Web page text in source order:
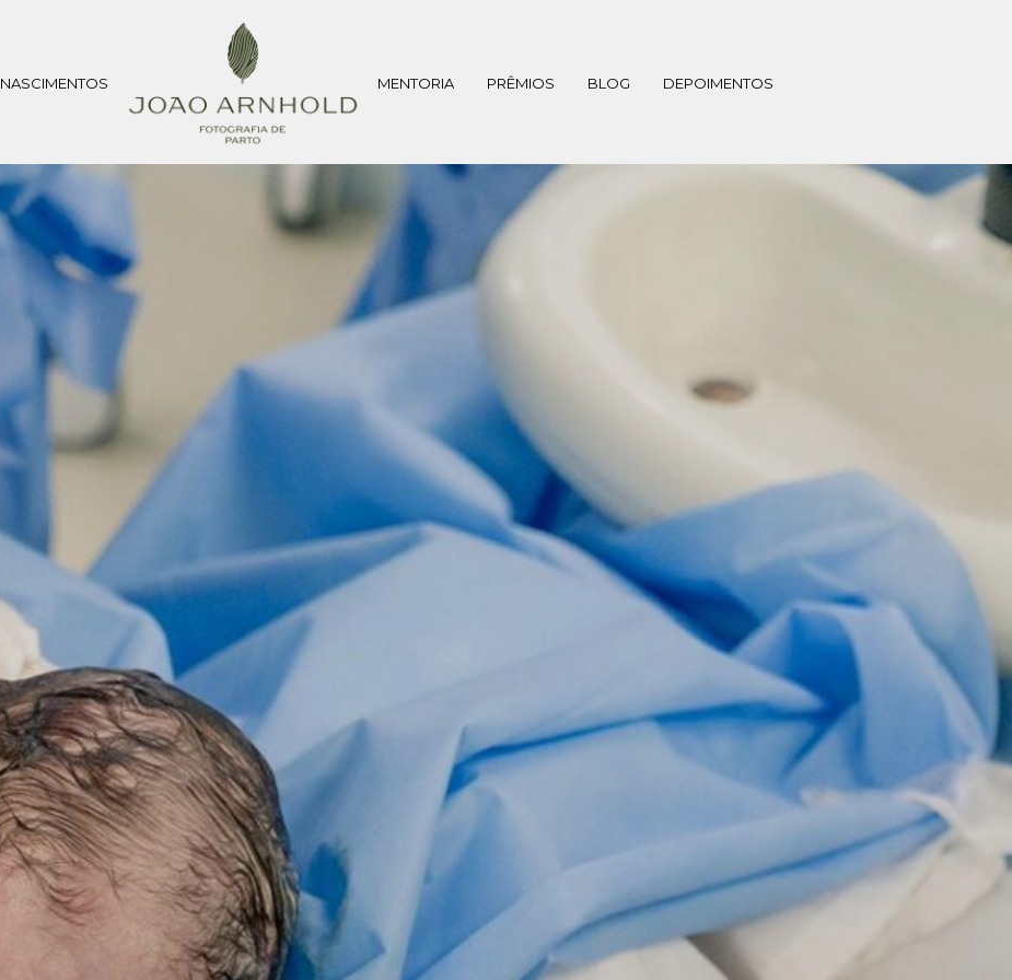
NASCIMENTOS MENTORIA PRÊMIOS BLOG DEPOIMENTOS